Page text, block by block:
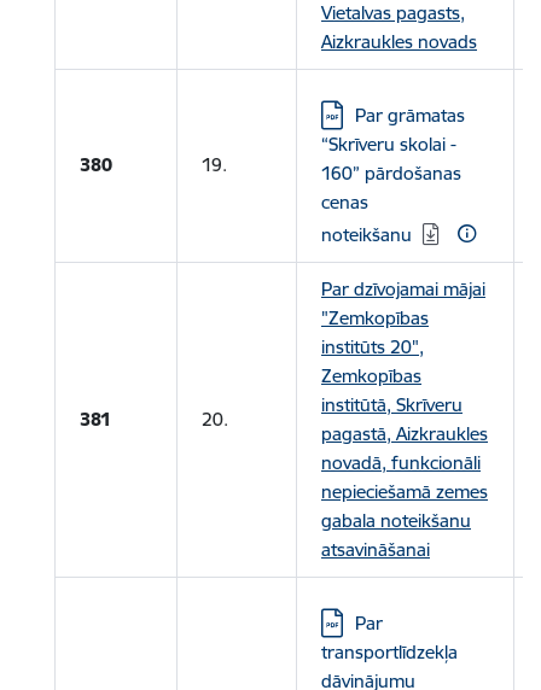
Vietalvas pagasts,
Aizkraukles novads
380 19.
Lejupielādēt:
Par grāmatas
“Skrīveru skolai -
160” pārdošanas
cenas
noteikšanu
381 20.
Par dzīvojamai mājai
"Zemkopības
institūts 20",
Zemkopības
institūtā, Skrīveru
pagastā, Aizkraukles
novadā, funkcionāli
nepieciešamā zemes
gabala noteikšanu
atsavināšanai
Lejupielādēt:
Par
transportlīdzekļa
dāvinājumu